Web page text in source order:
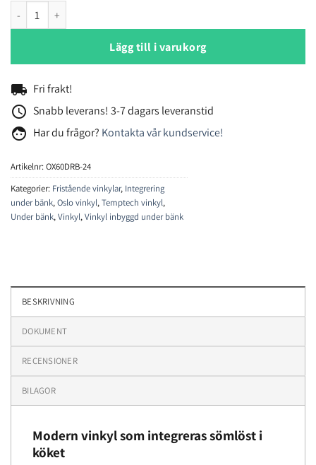
Temptech Oslo OX60DRB-24 vinkyl mängd
Lägg till i varukorg
local_shipping Fri frakt!
access_time Snabb leverans! 3-7 dagars leveranstid
face Har du frågor? Kontakta vår kundservice!
Artikelnr:OX60DRB-24
Kategorier: Fristående vinkylar, Integrering
under bänk,Oslo vinkyl,Temptech vinkyl,
Under bänk,Vinkyl,Vinkyl inbyggd under bänk
BESKRIVNING
DOKUMENT
RECENSIONER
BILAGOR
Modern vinkyl som integreras sömlöst i
köket